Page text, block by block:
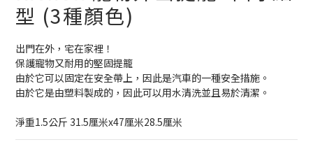
型 (3種顏色)
出門在外，宅在家裡！
保護寵物又耐用的堅固提籠
由於它可以固定在安全帶上，因此是汽車的一種安全措施。
由於它是由塑料製成的，因此可以用水清洗並且易於清潔。
淨重1.5公斤 31.5厘米x47厘米28.5厘米